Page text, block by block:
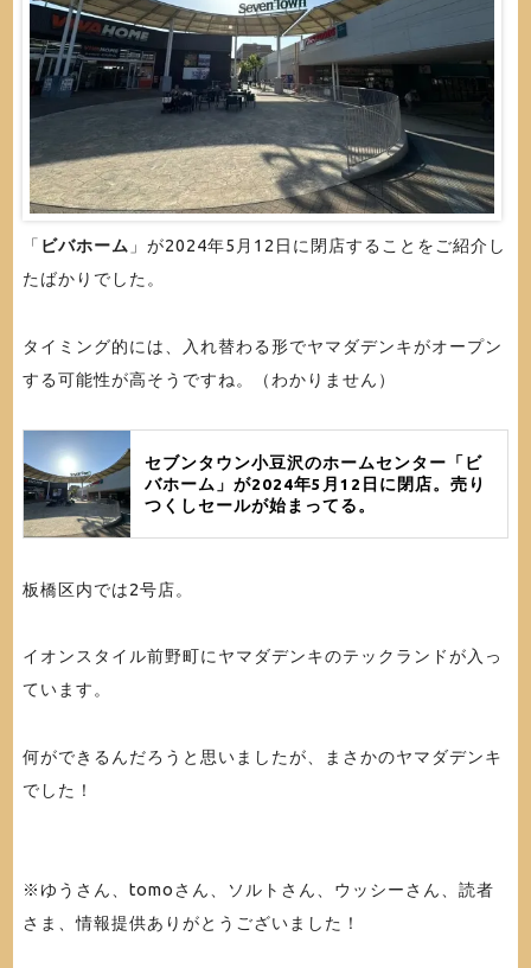
「 ビバホーム 」が2024年5月12日に閉店することをご紹介し
たばかりでした。
タイミング的には、入れ替わる形でヤマダデンキがオープン
する可能性が高そうですね。（わかりません）
セブンタウン小豆沢のホームセンター「ビ
バホーム」が2024年5月12日に閉店。売り
つくしセールが始まってる。
板橋区内では2号店。
イオンスタイル前野町にヤマダデンキのテックランドが入っ
ています。
何ができるんだろうと思いましたが、まさかのヤマダデンキ
でした！
※ゆうさん、tomoさん、ソルトさん、ウッシーさん、読者
さま、情報提供ありがとうございました！